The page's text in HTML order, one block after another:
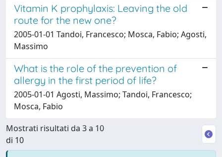
Vitamin K prophylaxis: Leaving the old
route for the new one?
2005-01-01 Tandoi, Francesco; Mosca, Fabio; Agosti,
Massimo
What is the role of the prevention of
allergy in the first period of life?
2005-01-01 Agosti, Massimo; Tandoi, Francesco;
Mosca, Fabio
Mostrati risultati da 3 a 10
di 10